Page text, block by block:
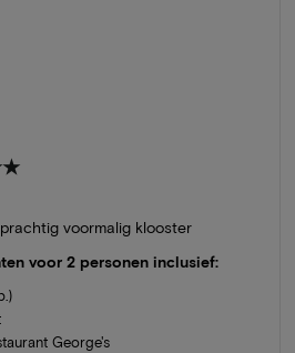
voormalig klooster
voor 2 personen inclusief:
George's